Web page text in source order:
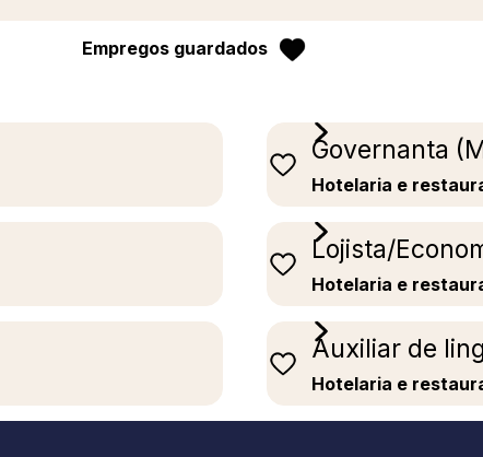
Governanta
Hotelaria e
Lojista/
Hotelaria e
Auxiliar de
Hotelaria e
Empregos guardados